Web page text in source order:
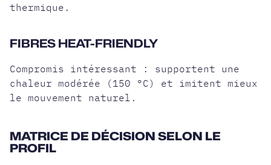
thermique.
FIBRES HEAT-FRIENDLY
Compromis intéressant : supportent une
chaleur modérée (150 °C) et imitent mieux
le mouvement naturel.
MATRICE DE DÉCISION SELON LE
PROFIL